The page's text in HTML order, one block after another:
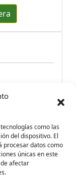
como las
del dispositivo. El
procesar datos como
únicas en este
afectar
de privacidad